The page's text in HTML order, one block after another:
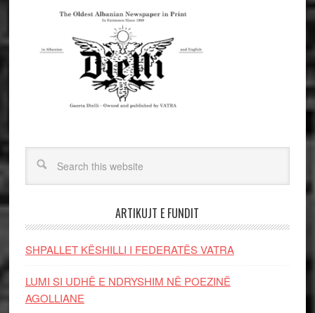
ARTIKUJT E FUNDIT
SHPALLET KËSHILLI I FEDERATËS VATRA
LUMI SI UDHË E NDRYSHIM NË POEZINË
AGOLLIANE